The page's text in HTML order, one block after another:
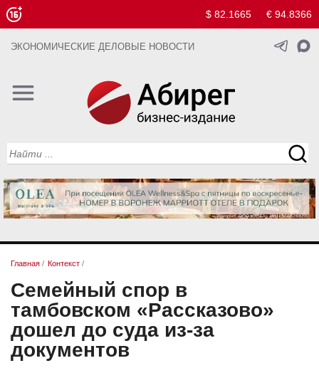
$ 82.1665 € 94.8366
ЭКОНОМИЧЕСКИЕ ДЕЛОВЫЕ НОВОСТИ
Главная / Контекст /
Семейный спор в
тамбовском «Рассказово»
дошел до суда из-за
документов